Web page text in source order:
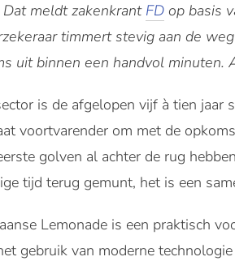
meldt zakenkrant FD op basis
timmert stevig aan de
uit binnen een handvol
is de afgelopen vijf à tien jaar
voortvarender om met de
golven al achter de rug
tijd terug gemunt, het is een
Lemonade is een praktisch
gebruik van moderne